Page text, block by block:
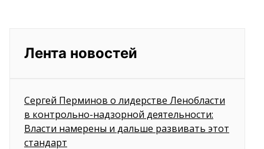
Лента новостей
Сергей Перминов о лидерстве Ленобласти
в контрольно-надзорной деятельности:
Власти намерены и дальше развивать этот
стандарт